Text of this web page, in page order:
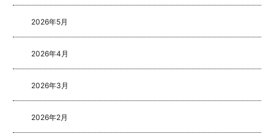
2026年5月
2026年4月
2026年3月
2026年2月